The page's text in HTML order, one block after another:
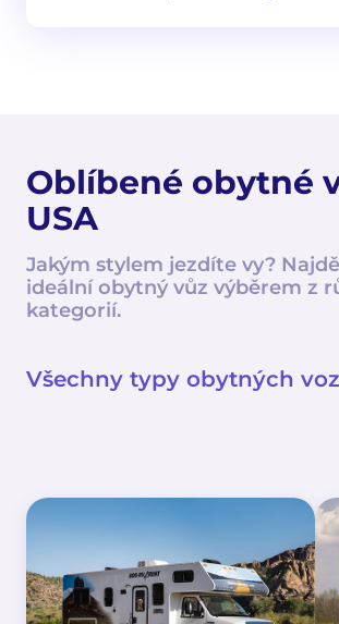
Oblíbené obytné
USA
Jakým stylem jezdíte vy?
ideální obytný vůz výběrem z
kategorií.
Všechny typy obytných